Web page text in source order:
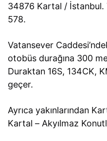
34876 Kartal / İstanbul.
578.
Vatansever
otobüs durağına 300
Duraktan 16S, 134CK,
geçer.
Ayrıca yakınlarından
Kartal – Akyılmaz